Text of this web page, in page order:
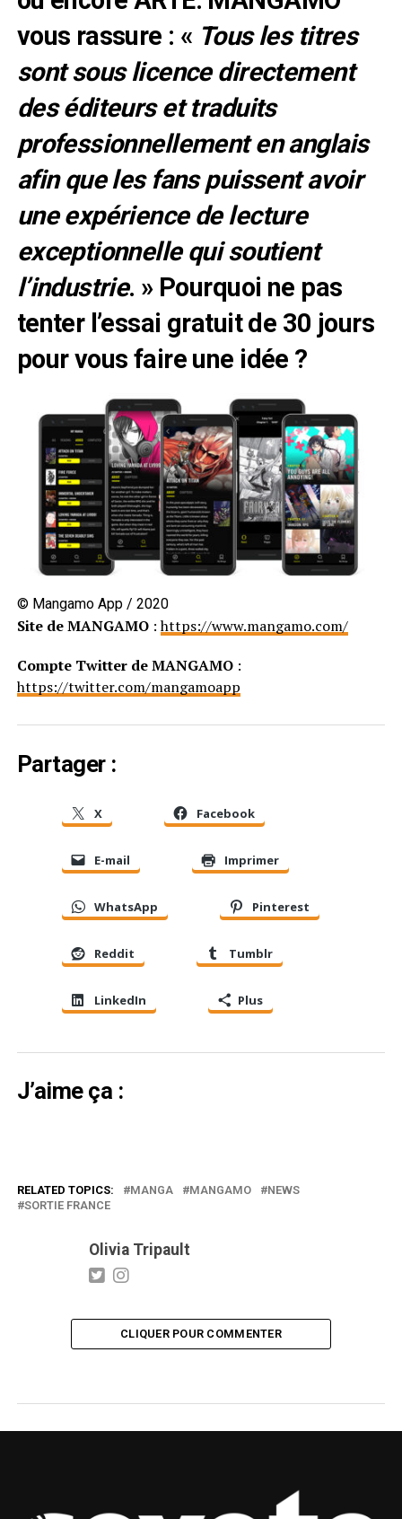
vous rassure : « Tous les titres
sont sous licence directement
des éditeurs et traduits
professionnellement en anglais
afin que les fans puissent avoir
une expérience de lecture
exceptionnelle qui soutient
l’industrie. » Pourquoi ne pas
tenter l’essai gratuit de 30 jours
pour vous faire une idée ?
© Mangamo App / 2020
Site de MANGAMO:https://www.mangamo.com/
Compte Twitter de MANGAMO:
https://twitter.com/mangamoapp
Partager :
X Facebook
E-mail Imprimer
WhatsApp Pinterest
Reddit Tumblr
LinkedIn Plus
J’aime ça :
RELATED TOPICS: MANGA MANGAMO
NEWS
SORTIE FRANCE
Olivia Tripault
CLIQUER POUR COMMENTER
ART DU JOSEI